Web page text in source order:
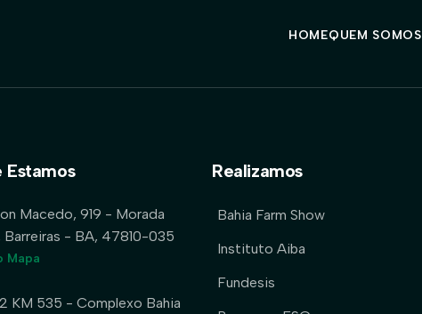
HOMEQUEM SOMOS
Estamos
Macedo, 919 - Morada
Barreiras - BA, 47810-035
Mapa
KM 535 - Complexo Bahia
Realizamos
Bahia Farm Show
Instituto Aiba
Fundesis